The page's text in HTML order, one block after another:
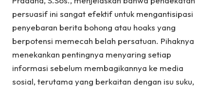
persuasif ini sangat efektif untuk mengantisipasi
penyebaran berita bohong atau hoaks yang
berpotensi memecah belah persatuan. Pihaknya
menekankan pentingnya menyaring setiap
informasi sebelum membagikannya ke media
sosial, terutama yang berkaitan dengan isu suku,